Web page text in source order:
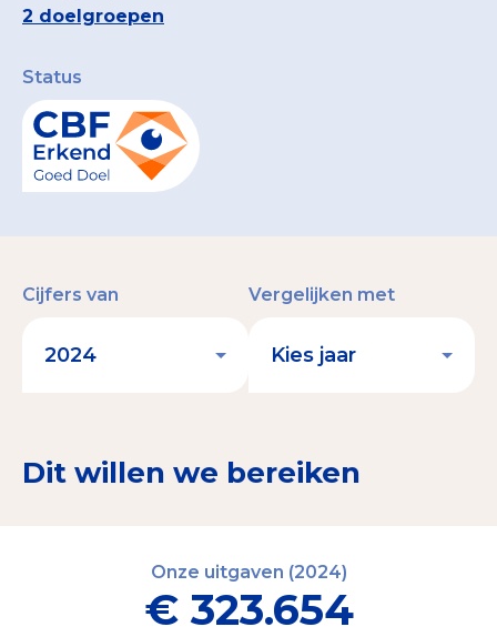
2 doelgroepen
Status
Dit willen we bereiken
Cijfers van Vergelijken met
Onze uitgaven (2024)
€ 323.654